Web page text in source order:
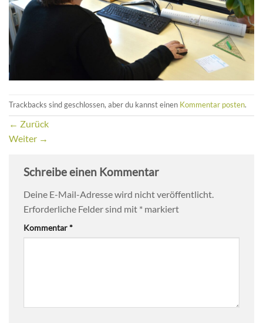
Trackbacks sind geschlossen, aber du kannst einen Kommentar posten.
← Zurück
Weiter →
Schreibe einen Kommentar
Deine E-Mail-Adresse wird nicht veröffentlicht.
Erforderliche Felder sind mit * markiert
Kommentar*